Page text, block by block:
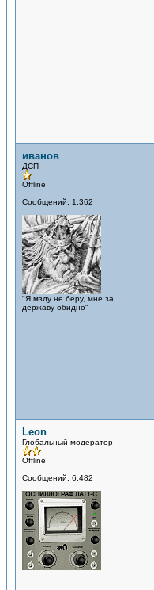
иванов
ДСП
Offline
Сообщений: 1,362
"Я мзду не беру, мне за
державу обидно"
Leon
Глобальный модератор
Offline
Сообщений: 6,482